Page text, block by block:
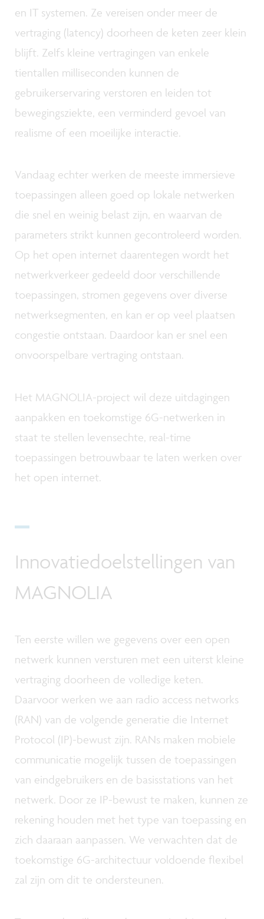
en IT systemen. Ze vereisen onder meer de
vertraging (latency) doorheen de keten zeer klein
blijft. Zelfs kleine vertragingen van enkele
tientallen milliseconden kunnen de
gebruikerservaring verstoren en leiden tot
bewegingsziekte, een verminderd gevoel van
realisme of een moeilijke interactie.
Vandaag echter werken de meeste immersieve
toepassingen alleen goed op lokale netwerken
die snel en weinig belast zijn, en waarvan de
parameters strikt kunnen gecontroleerd worden.
Op het open internet daarentegen wordt het
netwerkverkeer gedeeld door verschillende
toepassingen, stromen gegevens over diverse
netwerksegmenten, en kan er op veel plaatsen
congestie ontstaan. Daardoor kan er snel een
onvoorspelbare vertraging ontstaan.
Het MAGNOLIA-project wil deze uitdagingen
aanpakken en toekomstige 6G-netwerken in
staat te stellen levensechte, real-time
toepassingen betrouwbaar te laten werken over
het open internet.
Innovatiedoelstellingen van
MAGNOLIA
Ten eerste willen we gegevens over een open
netwerk kunnen versturen met een uiterst kleine
vertraging doorheen de volledige keten.
Daarvoor werken we aan radio access networks
(RAN) van de volgende generatie die Internet
Protocol (IP)-bewust zijn. RANs maken mobiele
communicatie mogelijk tussen de toepassingen
van eindgebruikers en de basisstations van het
netwerk. Door ze IP-bewust te maken, kunnen ze
rekening houden met het type van toepassing en
zich daaraan aanpassen. We verwachten dat de
toekomstige 6G-architectuur voldoende flexibel
zal zijn om dit te ondersteunen.